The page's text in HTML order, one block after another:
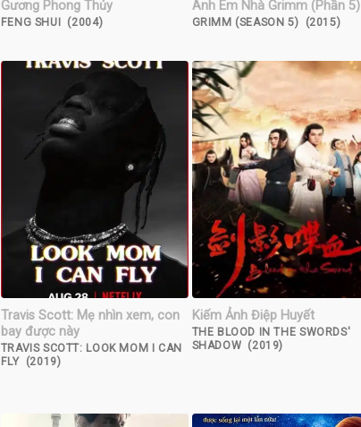
Gương Phong Thủy
FENG SHUI (2004)
Anh Em Nhà Grimm (Phần 5)
GRIMM (SEASON 5) (2015)
Travis Scott: Mẹ nhìn xem, con
bay được này
TRAVIS SCOTT: LOOK MOM I CAN
FLY (2019)
Kiếm Ảnh Điệp Huyết
THE BLOOD IN THE SWORDS'
SHADOW (2019)